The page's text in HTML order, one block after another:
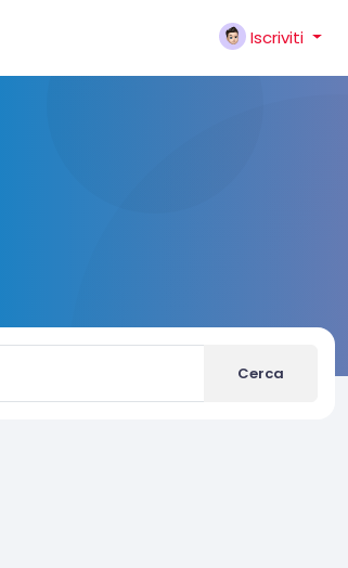
Iscriviti
Cerca